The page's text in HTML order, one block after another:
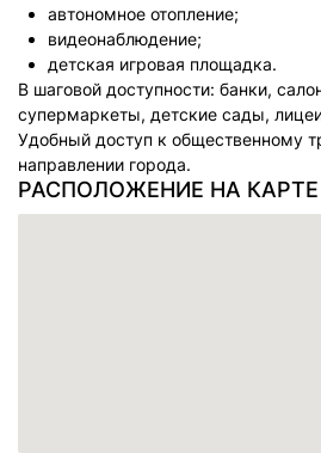
автономное отопление;
видеонаблюдение;
детская игровая площадка.
В шаговой доступности: банки,
супермаркеты, детские сады,
Удобный доступ к общественному
направлении города.
РАСПОЛОЖЕНИЕ НА КАРТЕ